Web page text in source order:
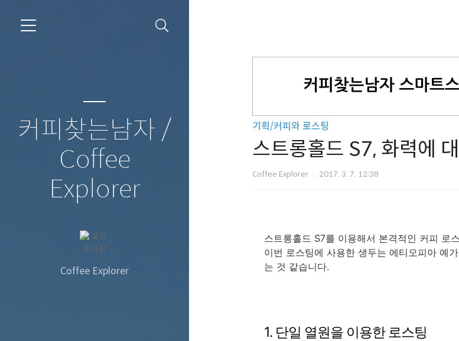
커피찾는남자 /
Coffee
Explorer
Coffee Explorer
기획/커피와 로스팅
스트롱홀드 S7, 화력에
Coffee Explorer 2017. 3. 7. 12:38
스트롱홀드 S7를 이용해서 본격적인 커피 로
이번 로스팅에 사용한 생두는 에티오피아 예
는 것 같습니다.
1. 단일 열원을 이용한 로스팅